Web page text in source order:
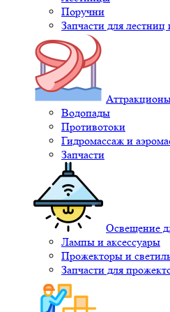
Поручни
Запчасти для
Водопады
Противотоки
Гидромассаж и
Запчасти
Освещение
Лампы и аксессуары
Прожекторы и
Запчасти для